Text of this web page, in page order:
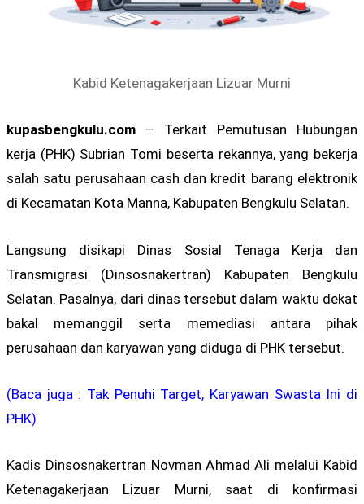
Kabid Ketenagakerjaan Lizuar Murni
kupasbengkulu.com – Terkait Pemutusan Hubungan
kerja (PHK) Subrian Tomi beserta rekannya, yang bekerja
salah satu perusahaan cash dan kredit barang elektronik
di Kecamatan Kota Manna, Kabupaten Bengkulu Selatan.
Langsung disikapi Dinas Sosial Tenaga Kerja dan
Transmigrasi (Dinsosnakertran) Kabupaten Bengkulu
Selatan. Pasalnya, dari dinas tersebut dalam waktu dekat
bakal memanggil serta memediasi antara pihak
perusahaan dan karyawan yang diduga di PHK tersebut.
(Baca juga : Tak Penuhi Target, Karyawan Swasta Ini di
PHK)
Kadis Dinsosnakertran Novman Ahmad Ali melalui Kabid
Ketenagakerjaan Lizuar Murni, saat di konfirmasi